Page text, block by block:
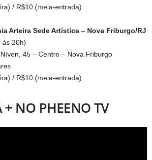
/ R$10 (meia-entrada)
Arteira Sede Artística – Nova Friburgo/RJ
às 20h)
45 – Centro – Nova Friburgo
/ R$10 (meia-entrada)
+ NO PHEENO TV